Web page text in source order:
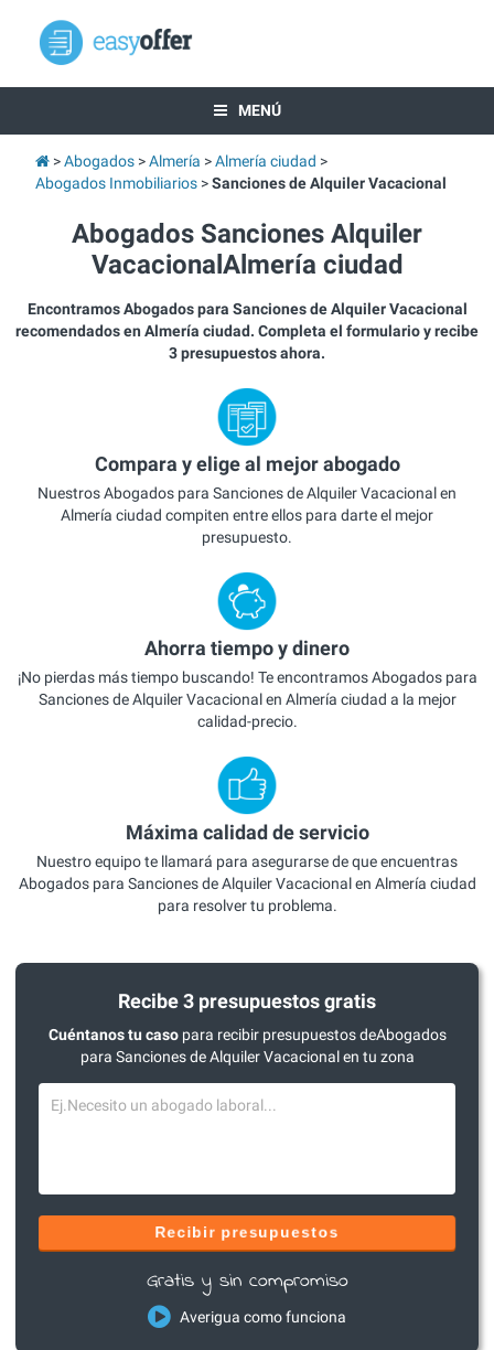
MENÚ
Abogados Almería
Almería ciudad
Abogados Inmobiliarios
Sanciones de Alquiler Vacacional
Abogados Sanciones Alquiler
VacacionalAlmería ciudad
Encontramos Abogados para Sanciones de Alquiler Vacacional
recomendados en Almería ciudad. Completa el formulario y recibe
3 presupuestos ahora.
Compara y elige al mejor abogado
Nuestros Abogados para Sanciones de Alquiler Vacacional en
Almería ciudad compiten entre ellos para darte el mejor
presupuesto.
Ahorra tiempo y dinero
¡No pierdas más tiempo buscando! Te encontramos Abogados para
Sanciones de Alquiler Vacacional en Almería ciudad a la mejor
calidad-precio.
Máxima calidad de servicio
Nuestro equipo te llamará para asegurarse de que encuentras
Abogados para Sanciones de Alquiler Vacacional en Almería ciudad
para resolver tu problema.
Recibe 3 presupuestos gratis
Cuéntanos tu casopara recibir presupuestos deAbogados
para Sanciones de Alquiler Vacacional en tu zona
Recibir presupuestos
Gratis y sin compromiso
Averigua como funciona